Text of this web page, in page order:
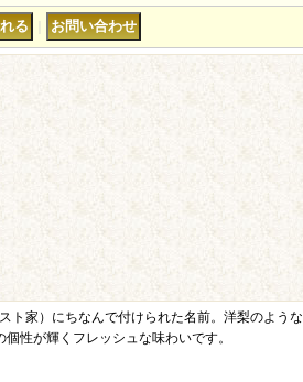
ト家）にちなんで付けられた名前。洋梨のような
性が輝くフレッシュな味わいです。